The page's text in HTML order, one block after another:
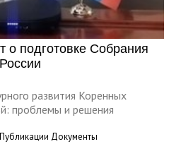
о подготовке Собрания
развития Коренных
проблемы и решения
Публикации Документы